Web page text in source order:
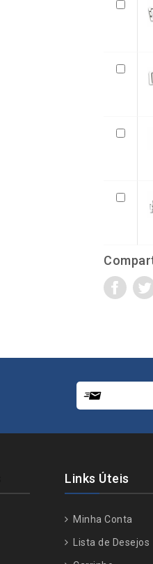
Links Úteis
Minha Conta
Lista de Desejos